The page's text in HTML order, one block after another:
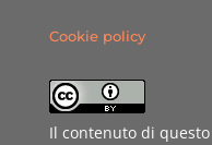
Cookie policy
Il contenuto di